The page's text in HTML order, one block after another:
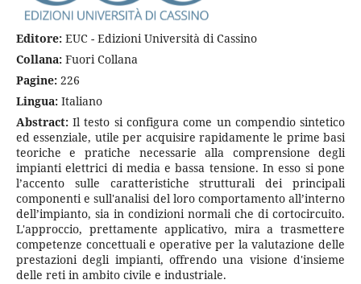
Editore:EUC - Edizioni Università di Cassino
Collana:Fuori Collana
Pagine: 226
Lingua: Italiano
Abstract:Il testo si configura come un compendio sintetico
ed essenziale, utile per acquisire rapidamente le prime basi
teoriche e pratiche necessarie alla comprensione degli
impianti elettrici di media e bassa tensione. In esso si pone
l’accento sulle caratteristiche strutturali dei principali
componenti e sull'analisi del loro comportamento all’interno
dell’impianto, sia in condizioni normali che di cortocircuito.
L'approccio, prettamente applicativo, mira a trasmettere
competenze concettuali e operative per la valutazione delle
prestazioni degli impianti, offrendo una visione d'insieme
delle reti in ambito civile e industriale.